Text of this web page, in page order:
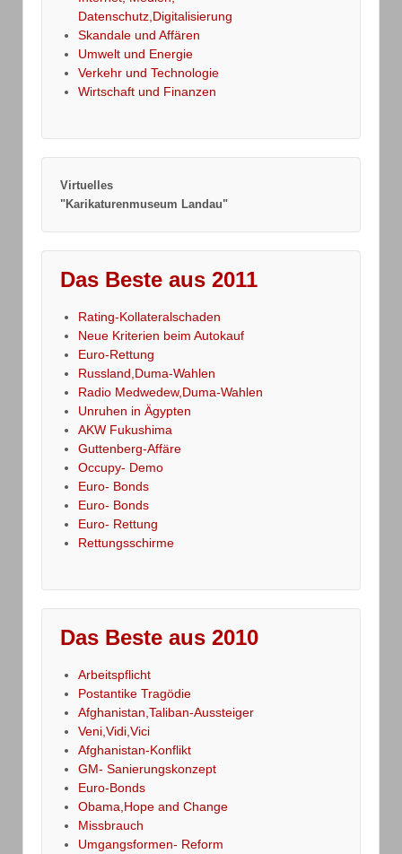
Datenschutz,Digitalisierung
Skandale und Affären
Umwelt und Energie
Verkehr und Technologie
Wirtschaft und Finanzen
Virtuelles
"Karikaturenmuseum Landau"
Das Beste aus 2011
Rating-Kollateralschaden
Neue Kriterien beim Autokauf
Euro-Rettung
Russland,Duma-Wahlen
Radio Medwedew,Duma-Wahlen
Unruhen in Ägypten
AKW Fukushima
Guttenberg-Affäre
Occupy- Demo
Euro- Bonds
Euro- Bonds
Euro- Rettung
Rettungsschirme
Das Beste aus 2010
Arbeitspflicht
Postantike Tragödie
Afghanistan,Taliban-Aussteiger
Veni,Vidi,Vici
Afghanistan-Konflikt
GM- Sanierungskonzept
Euro-Bonds
Obama,Hope and Change
Missbrauch
Umgangsformen- Reform